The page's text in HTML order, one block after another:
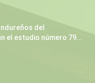
del
el estudio número 79...